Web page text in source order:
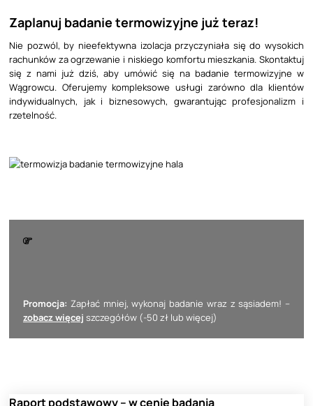
Zaplanuj badanie termowizyjne już teraz!
Nie pozwól, by nieefektywna izolacja przyczyniała się do wysokich
rachunków za ogrzewanie i niskiego komfortu mieszkania. Skontaktuj
się z nami już dziś, aby umówić się na badanie termowizyjne w
Wągrowcu. Oferujemy kompleksowe usługi zarówno dla klientów
indywidualnych, jak i biznesowych, gwarantując profesjonalizm i
rzetelność.
Promocja: Zapłać mniej, wykonaj badanie wraz z sąsiadem! –
zobacz więcej szczegółów (-50 zł lub więcej)
Raport podstawowy – w cenie badania